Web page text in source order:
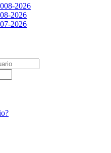
2026
2026
2026